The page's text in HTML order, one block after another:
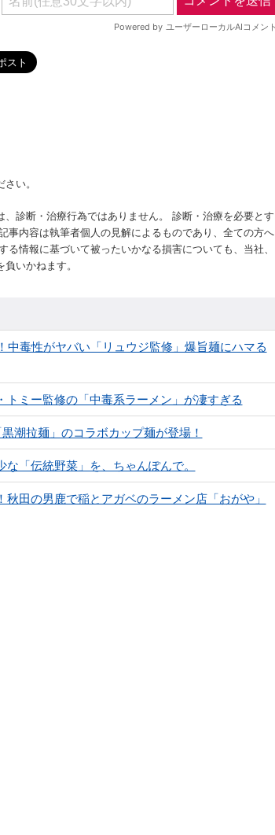
い。
診断・治療行為ではありません。 診断・治療を必要とす
事内容は執筆者個人の見解によるものであり、全ての方へ
情報に基づいて被ったいかなる損害についても、当社、
いかねます。
中毒性がヤバい「リュウジ監修」爆旨麺にハマる
トミー監修の「中毒系ラーメン」が凄すぎる
潮拉麺」のコラボカップ麺が登場！
「伝統野菜」を、ちゃんぽんで。
田の男鹿で稲とアガベのラーメン店「おがや」